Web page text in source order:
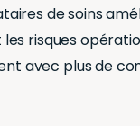
de soins
risques
avec plus de